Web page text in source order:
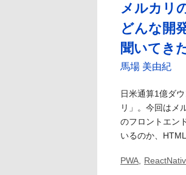
メルカリ
どんな開
聞いてき
馬場 美由紀
日米通算1億ダ
リ」。今回はメ
のフロントエン
いるのか、
PWA